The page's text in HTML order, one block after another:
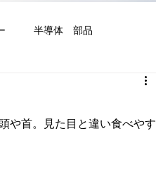
半導体 部品
や首。見た目と違い食べやす